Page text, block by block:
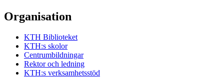
Organisation
KTH Biblioteket
KTH:s skolor
Centrumbildningar
Rektor och ledning
KTH:s verksamhetsstöd